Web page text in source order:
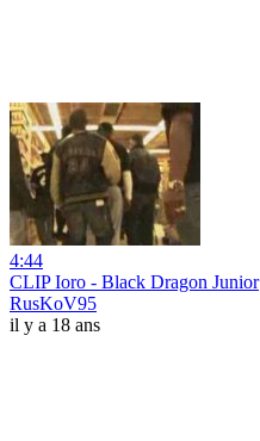
4:44
CLIP Ioro - Black Dragon Junior
RusKoV95
il y a 18 ans